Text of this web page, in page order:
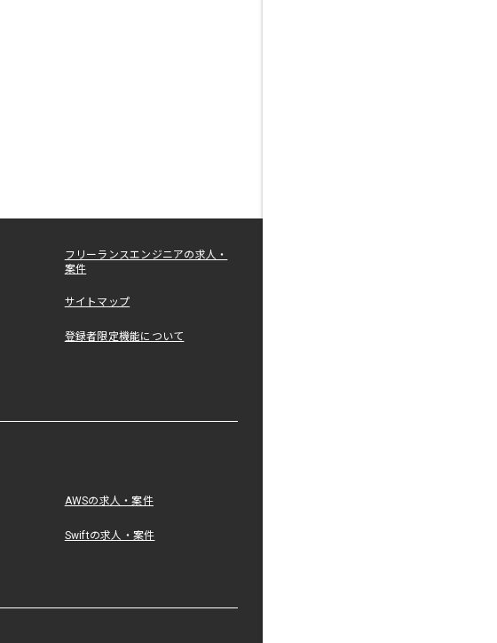
フリーランスエンジニアの求人・
案件
サイトマップ
登録者限定機能について
AWSの求人・案件
Swiftの求人・案件